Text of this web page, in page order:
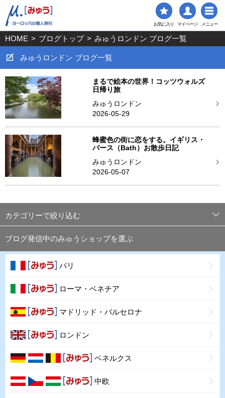
お気に入り マイページ メニュー
HOME > ブログトップ > みゅうロンドン ブログ一覧
みゅうロンドン ブログ一覧
まるで絵本の世界！コッツウォルズ
日帰り旅
みゅうロンドン
2026-05-29
蜂蜜色の街に恋をする。イギリス・
バース（Bath）お散歩日記
みゅうロンドン
2026-05-07
カテゴリーで絞り込む
ブログ発信中のみゅうショップを選ぶ
パリ
ローマ・ベネチア
マドリッド・バルセロナ
ロンドン
ベネルクス
中欧